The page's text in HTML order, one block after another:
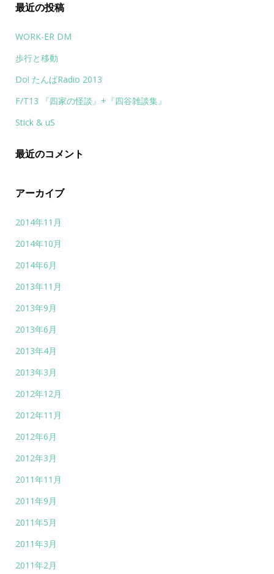
最近の投稿
WORK-ER DM
歩行と移動
Do! たんばRadio 2013
F/T13 『四家の怪談』+『四谷雑談集』
Stick & uS
最近のコメント
アーカイブ
2014年11月
2014年10月
2014年6月
2013年11月
2013年9月
2013年6月
2013年4月
2013年3月
2012年12月
2012年11月
2012年6月
2012年3月
2011年11月
2011年9月
2011年5月
2011年3月
2011年2月